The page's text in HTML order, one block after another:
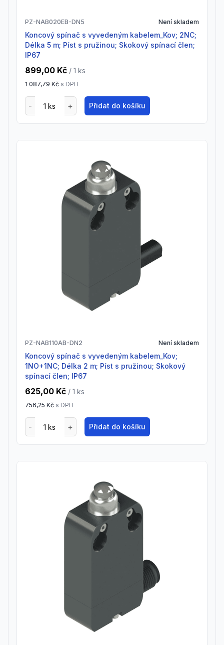
PZ-NAB020EB-DN5 Není skladem
Koncový spínač s vyvedeným kabelem_Kov; 2NC;
Délka 5 m; Píst s pružinou; Skokový spínací člen;
IP67
899,00 Kč / 1 ks
1 087,79 Kč s DPH
Přidat do košíku
PZ-NAB110AB-DN2 Není skladem
Koncový spínač s vyvedeným kabelem_Kov;
1NO+1NC; Délka 2 m; Píst s pružinou; Skokový
spínací člen; IP67
625,00 Kč / 1 ks
756,25 Kč s DPH
Přidat do košíku